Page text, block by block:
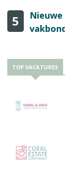
5
Nieuwe
TOP VACATURES